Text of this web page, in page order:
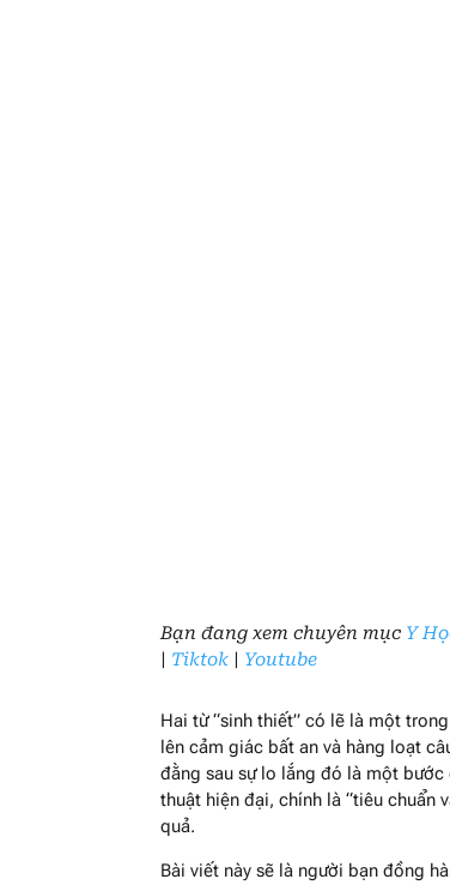
Bạn đang xem chuyên mục Y
| Tiktok | Youtube
Hai từ “sinh thiết” có lẽ là một
lên cảm giác bất an và hàng loạt
đằng sau sự lo lắng đó là một
thuật hiện đại, chính là “tiêu chuẩn
quả.
Bài viết này sẽ là người bạn đồng